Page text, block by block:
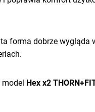
forma dobrze wygląda
Hex x2